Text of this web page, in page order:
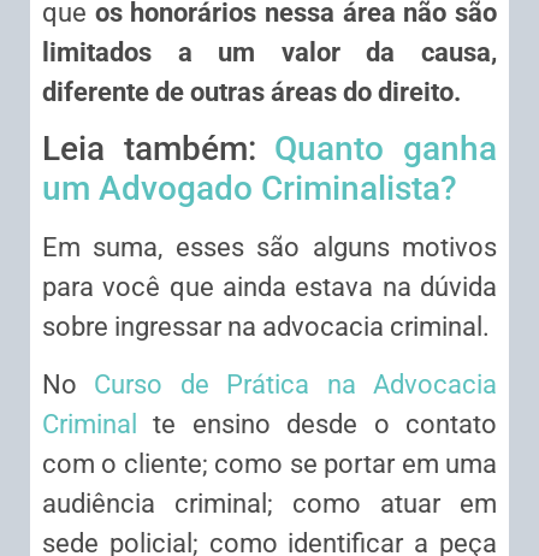
que os honorários nessa área não são
limitados a um valor da causa,
diferente de outras áreas do direito.
Leia também: Quanto ganha
um Advogado Criminalista?
Em suma, esses são alguns motivos
para você que ainda estava na dúvida
sobre ingressar na advocacia criminal.
No Curso de Prática na Advocacia
Criminal
te ensino desde o contato
com o cliente; como se portar em uma
audiência criminal; como atuar em
sede policial; como identificar a peça